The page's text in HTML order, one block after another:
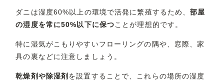
ダニは湿度60%以上の環境で活発に繁殖するため、部屋
の湿度を常に50%以下に保つことが理想的です。
特に湿気がこもりやすいフローリングの隅や、窓際、家
具の裏などに注意しましょう。
乾燥剤や除湿剤 を設置することで、これらの場所の湿度